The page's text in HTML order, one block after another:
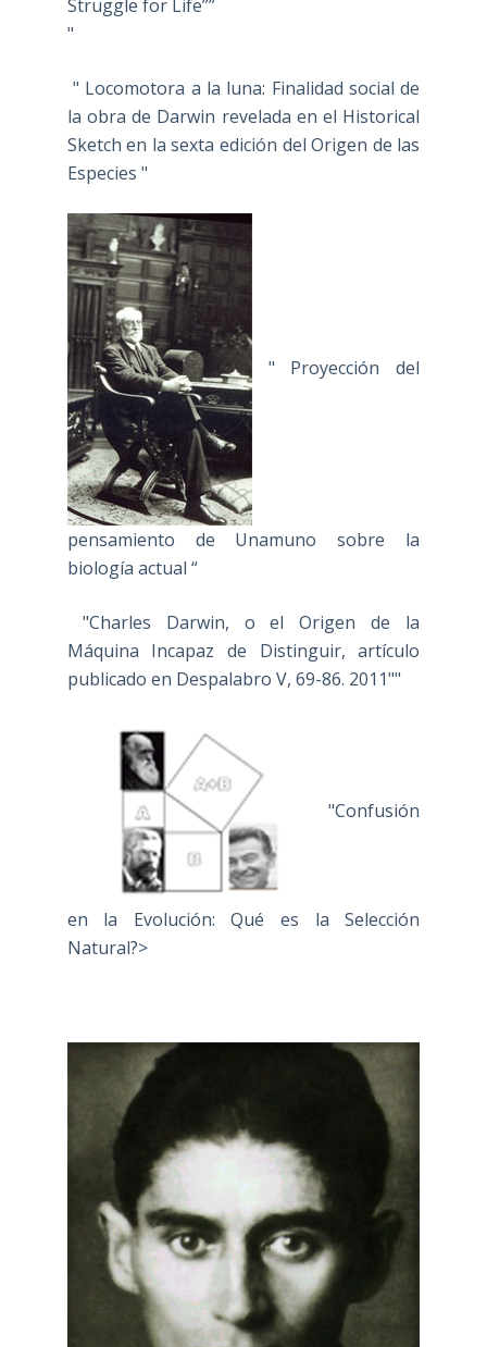
Struggle for Life””
"
" Locomotora a la luna: Finalidad social de
la obra de Darwin revelada en el Historical
Sketch en la sexta edición del Origen de las
Especies "
" Proyección del
pensamiento de Unamuno sobre la
biología actual “
"Charles Darwin, o el Origen de la
Máquina Incapaz de Distinguir, artículo
publicado en Despalabro V, 69-86. 2011""
"Confusión
en la Evolución: Qué es la Selección
Natural?>